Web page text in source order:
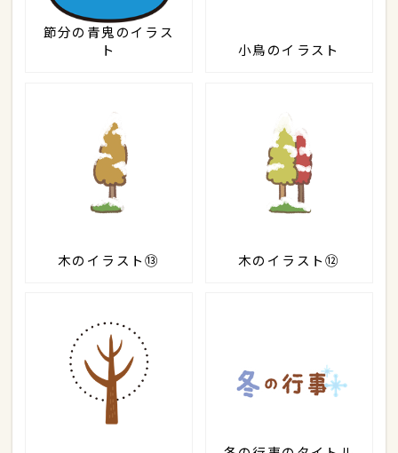
節分の青鬼のイラス
ト
小鳥のイラスト
木のイラスト⑬ 木のイラスト⑫